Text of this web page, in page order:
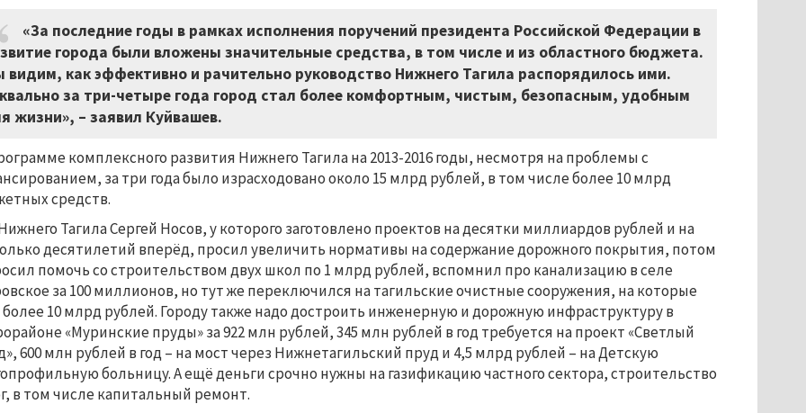
«За последние годы в рамках исполнения поручений президента Российской Федерации в
города были вложены значительные средства, в том числе и из областного бюджета.
видим, как эффективно и рачительно руководство Нижнего Тагила распорядилось ими.
за три-четыре года город стал более комфортным, чистым, безопасным, удобным
жизни», – заявил Куйвашев.
комплексного развития Нижнего Тагила на 2013-2016 годы, несмотря на проблемы с
за три года было израсходовано около 15 млрд рублей, в том числе более 10 млрд
средств.
Тагила Сергей Носов, у которого заготовлено проектов на десятки миллиардов рублей и на
десятилетий вперёд, просил увеличить нормативы на содержание дорожного покрытия, потом
помочь со строительством двух школ по 1 млрд рублей, вспомнил про канализацию в селе
за 100 миллионов, но тут же переключился на тагильские очистные сооружения, на которые
более 10 млрд рублей. Городу также надо достроить инженерную и дорожную инфраструктуру в
«Муринские пруды» за 922 млн рублей, 345 млн рублей в год требуется на проект «Светлый
600 млн рублей в год – на мост через Нижнетагильский пруд и 4,5 млрд рублей – на Детскую
больницу. А ещё деньги срочно нужны на газификацию частного сектора, строительство
в том числе капитальный ремонт.